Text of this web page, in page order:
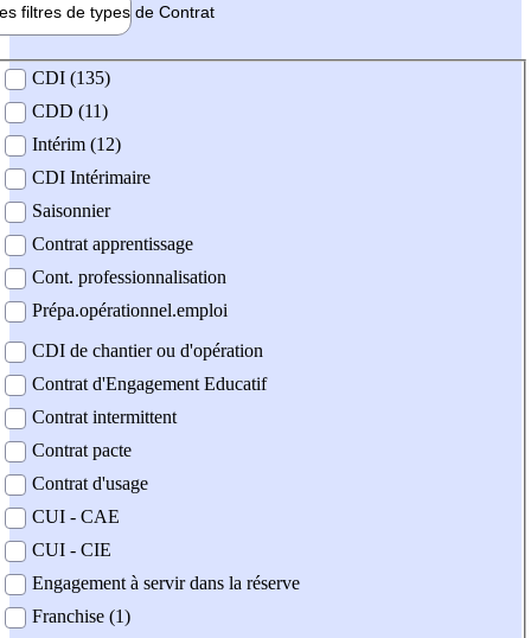
filtres de types de Contrat
contrat
CDI (135)
CDD (11)
Intérim (12)
CDI Intérimaire
Saisonnier
Contrat apprentissage
Cont. professionnalisation
Prépa.opérationnel.emploi
CDI de chantier ou d'opération
Contrat d'Engagement Educatif
Contrat intermittent
Contrat pacte
Contrat d'usage
CUI - CAE
CUI - CIE
Engagement à servir dans la réserve
Franchise (1)